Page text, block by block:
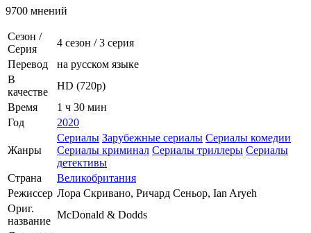
9700 мнений
Сезон /
Серия
4 сезон /3 серия
Перевод
на русском языке
В
качестве
HD (720p)
Время
1 ч 30 мин
Год
2020
Жанры
Сериалы Зарубежные сериалы Сериалы комедии
Сериалы криминал Сериалы триллеры Сериалы
детективы
Страна
Великобритания
Режиссер Лора Скривано, Ричард Сеньор, Ian Aryeh
Ориг.
название
McDonald & Dodds